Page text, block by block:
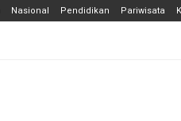
Nasional Pendidikan Pariwisata